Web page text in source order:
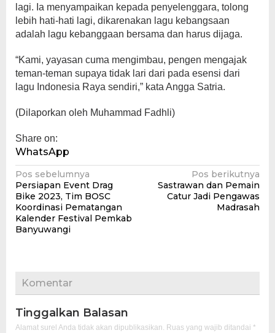
lagi. Ia menyampaikan kepada penyelenggara, tolong
lebih hati-hati lagi, dikarenakan lagu kebangsaan
adalah lagu kebanggaan bersama dan harus dijaga.
“Kami, yayasan cuma mengimbau, pengen mengajak
teman-teman supaya tidak lari dari pada esensi dari
lagu Indonesia Raya sendiri,” kata Angga Satria.
(Dilaporkan oleh Muhammad Fadhli)
Share on:
WhatsApp
Navigasi
pos
Pos sebelumnya
Persiapan Event Drag
Bike 2023, Tim BOSC
Koordinasi Pematangan
Kalender Festival Pemkab
Banyuwangi
Pos berikutnya
Sastrawan dan Pemain
Catur Jadi Pengawas
Madrasah
Komentar
Tinggalkan Balasan
Alamat surel Anda tidak akan dipublikasikan. Ruas yang wajib ditandai *